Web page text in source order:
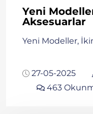
Yeni
Aksesuarlar
Yeni Modeller,
27-05-2025
463